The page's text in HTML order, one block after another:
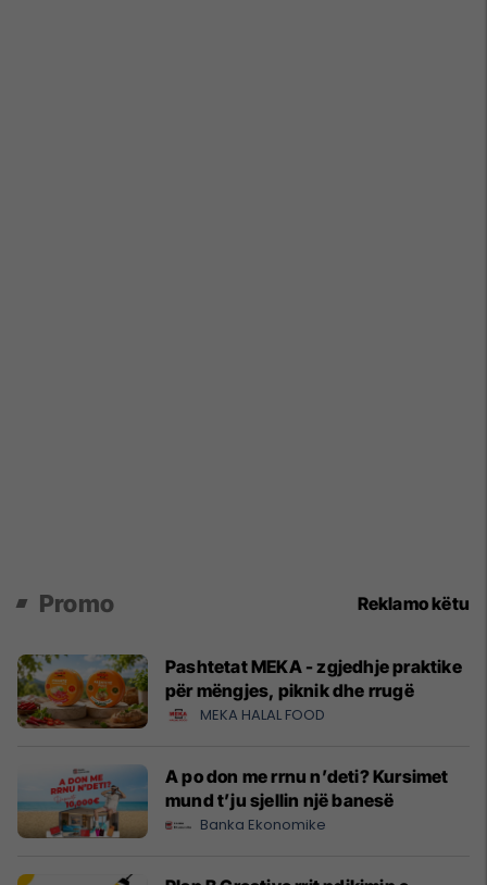
Promo Reklamo këtu
Pashtetat MEKA - zgjedhje praktike
për mëngjes, piknik dhe rrugë
MEKA HALAL FOOD
A po don me rrnu n’deti? Kursimet
mund t’ju sjellin një banesë
Banka Ekonomike